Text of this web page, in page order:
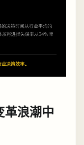
革浪潮中